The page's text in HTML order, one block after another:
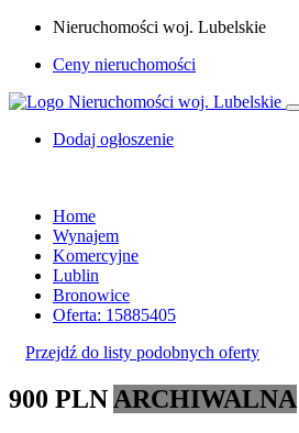
Nieruchomości woj. Lubelskie
Ceny nieruchomości
Dodaj ogłoszenie
Home
Wynajem
Komercyjne
Lublin
Bronowice
Oferta: 15885405
Przejdź do listy podobnych oferty
900 PLN ARCHIWALNA